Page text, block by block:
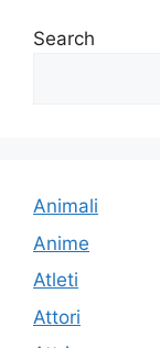
Search
Animali
Anime
Atleti
Attori